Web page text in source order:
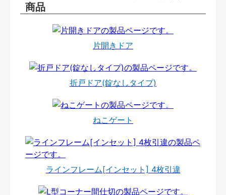
商品
片開きドア
折戸ドア(錠なしタイプ)
ねこゲート
ラインフレーム[インセット] 4枚引違